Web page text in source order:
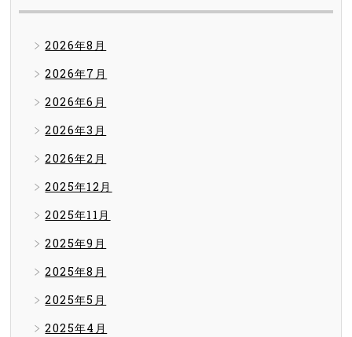
2026年8月
2026年7月
2026年6月
2026年3月
2026年2月
2025年12月
2025年11月
2025年9月
2025年8月
2025年5月
2025年4月